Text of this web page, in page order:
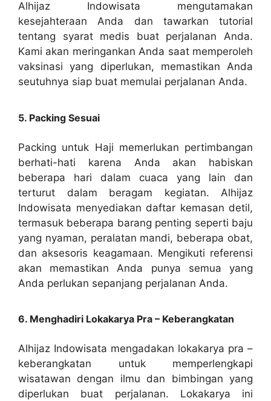
Alhijaz Indowisata mengutamakan
kesejahteraan Anda dan tawarkan tutorial
tentang syarat medis buat perjalanan Anda.
Kami akan meringankan Anda saat memperoleh
vaksinasi yang diperlukan, memastikan Anda
seutuhnya siap buat memulai perjalanan Anda.
5. Packing Sesuai
Packing untuk Haji memerlukan pertimbangan
berhati-hati karena Anda akan habiskan
beberapa hari dalam cuaca yang lain dan
terturut dalam beragam kegiatan. Alhijaz
Indowisata menyediakan daftar kemasan detil,
termasuk beberapa barang penting seperti baju
yang nyaman, peralatan mandi, beberapa obat,
dan aksesoris keagamaan. Mengikuti referensi
akan memastikan Anda punya semua yang
Anda perlukan sepanjang perjalanan Anda.
6. Menghadiri Lokakarya Pra – Keberangkatan
Alhijaz Indowisata mengadakan lokakarya pra –
keberangkatan untuk memperlengkapi
wisatawan dengan ilmu dan bimbingan yang
diperlukan buat perjalanan. Lokakarya ini